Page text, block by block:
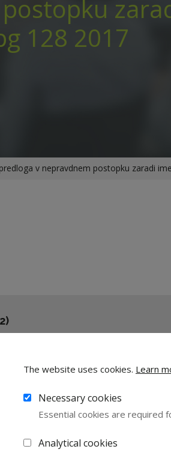
128 2017
v nepravdnem postopku zaradi
bogate knjižnice izobraževalnih
The website uses cookies. Learn
Necessary cookies
Essential cookies are required
Analytical cookies